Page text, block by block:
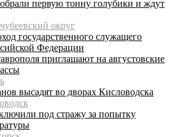
первую тонну голубики и ждут
округ
государственного служащего
Федерации
приглашают на августовские
высадят во дворах Кисловодска
под стражу за попытку